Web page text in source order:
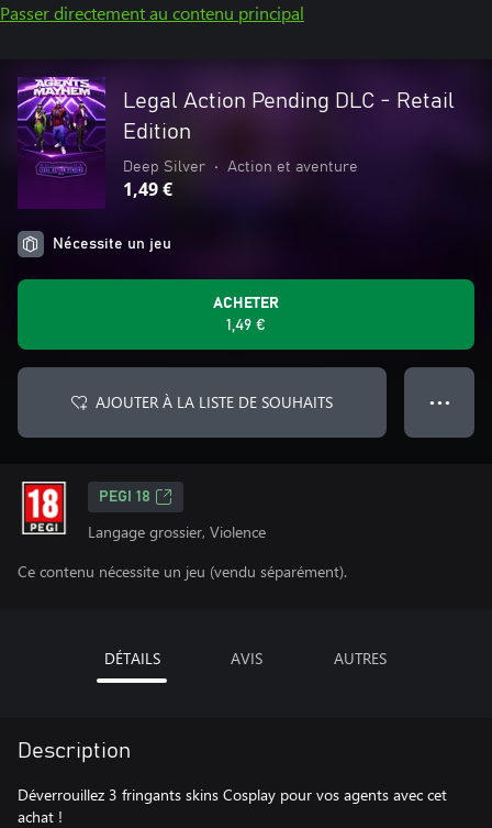
Passer directement au contenu principal
Legal Action Pending DLC - Retail
Edition
Deep Silver • Action et aventure
1,49 €
Nécessite un jeu
ACHETER
1,49 €
AJOUTER À LA LISTE DE SOUHAITS ● ● ●
PEGI 18
Langage grossier, Violence
Ce contenu nécessite un jeu (vendu séparément).
DÉTAILS AVIS AUTRES
Description
Déverrouillez 3 fringants skins Cosplay pour vos agents avec cet
achat !